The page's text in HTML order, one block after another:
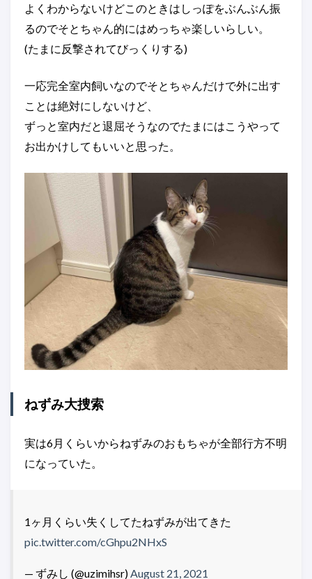
よくわからないけどこのときはしっぽをぶんぶん振
るのでそとちゃん的にはめっちゃ楽しいらしい。
(たまに反撃されてびっくりする)
一応完全室内飼いなのでそとちゃんだけで外に出す
ことは絶対にしないけど、
ずっと室内だと退屈そうなのでたまにはこうやって
お出かけしてもいいと思った。
ねずみ大捜索
実は6月くらいからねずみのおもちゃが全部行方不明
になっていた。
1ヶ月くらい失くしてたねずみが出てきた
pic.twitter.com/cGhpu2NHxS
— ずみし (@uzimihsr)August 21, 2021